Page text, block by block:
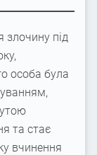
злочину під
особа була
та стає
вчинення